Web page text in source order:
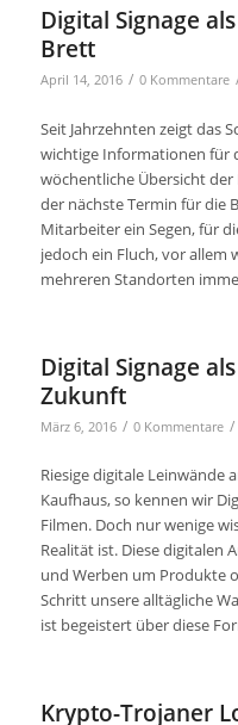
Digital Signage
Brett
April 14, 2016 / 0 Kommentare
Seit Jahrzehnten zeigt das
wichtige Informationen für
wöchentliche Übersicht
der nächste Termin für die
Mitarbeiter ein Segen, für
jedoch ein Fluch, vor allem
mehreren Standorten
Digital Signage
Zukunft
März 6, 2016 / 0 Kommentare /
Riesige digitale Leinwände
Kaufhaus, so kennen wir
Filmen. Doch nur wenige
Realität ist. Diese digitalen
und Werben um Produkte
Schritt unsere alltägliche
ist begeistert über diese
Krypto-Trojaner